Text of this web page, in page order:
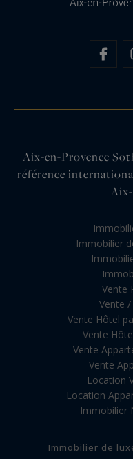
Aix-en-Provence
référence
Immobilier
Vente
Vente
Vente Hôtel
Vente
Vente
Vente
Location
Location
Immobilier
Immobilier de